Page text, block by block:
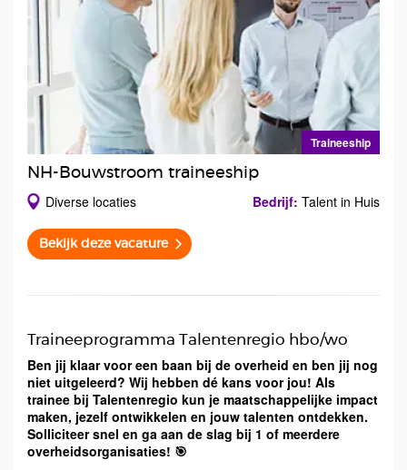
Traineeship
NH-Bouwstroom traineeship
Diverse locaties Bedrijf: Talent in Huis
Bekijk deze vacature
Traineeprogramma Talentenregio hbo/wo
Ben jij klaar voor een baan bij de overheid en ben jij nog
niet uitgeleerd? Wij hebben dé kans voor jou! Als
trainee bij Talentenregio kun je maatschappelijke impact
maken, jezelf ontwikkelen en jouw talenten ontdekken.
Solliciteer snel en ga aan de slag bij 1 of meerdere
overheidsorganisaties! 🎯